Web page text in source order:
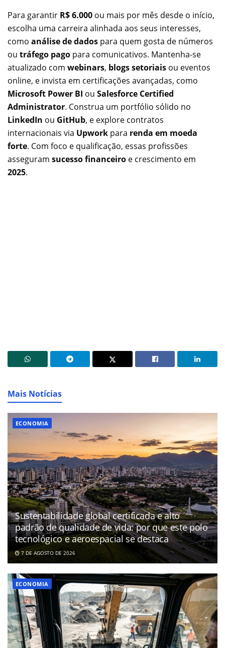
Para garantir R$ 6.000 ou mais por mês desde o início,
escolha uma carreira alinhada aos seus interesses,
como análise de dados para quem gosta de números
ou tráfego pago para comunicativos. Mantenha-se
atualizado com webinars, blogs setoriais ou eventos
online, e invista em certificações avançadas, como
Microsoft Power BI ou Salesforce Certified
Administrator. Construa um portfólio sólido no
LinkedIn ou GitHub, e explore contratos
internacionais via Upwork para renda em moeda
forte. Com foco e qualificação, essas profissões
asseguram sucesso financeiro e crescimento em
2025.
Mais Notícias
ECONOMIA
Sustentabilidade global certificada e alto
padrão de qualidade de vida: por que este polo
tecnológico e aeroespacial se destaca
7 DE AGOSTO DE 2026
ECONOMIA